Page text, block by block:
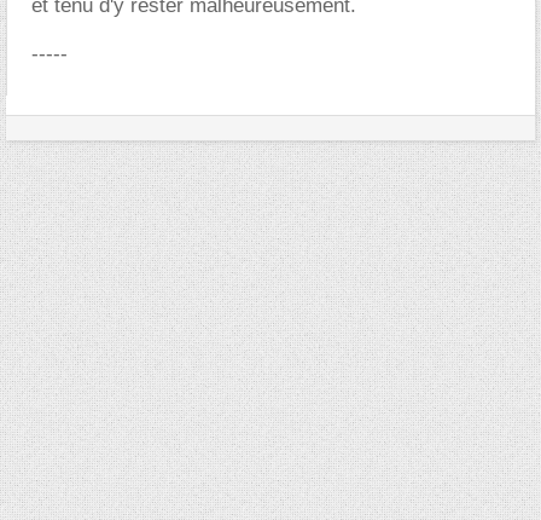
et tenu d'y rester malheureusement.
-----